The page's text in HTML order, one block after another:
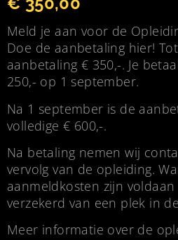
Meld je aan voor de
Doe de aanbetaling hier!
aanbetaling € 350,-. Je
250,- op 1 september.
Na 1 september is de
volledige € 600,-.
Na betaling nemen wij
vervolg van de opleiding.
aanmeldkosten zijn
verzekerd van een plek in
Meer informatie over de